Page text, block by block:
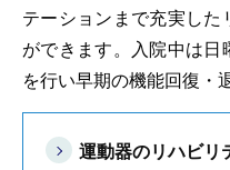
テーションまで充実した
ができます。入院中は
を行い早期の機能回復・
運動器のリハビリ